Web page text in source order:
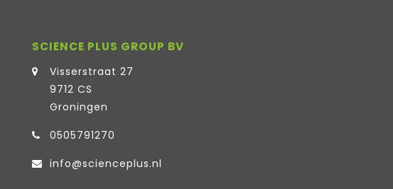
SCIENCE PLUS GROUP BV
Visserstraat 27
9712 CS
Groningen
0505791270
info@scienceplus.nl